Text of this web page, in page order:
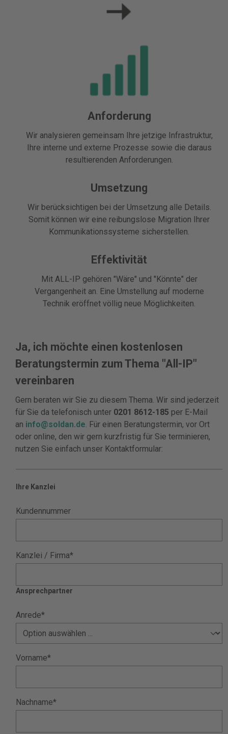
Anforderung
Wir analysieren gemeinsam Ihre jetzige Infrastruktur,
Ihre interne und externe Prozesse sowie die daraus
resultierenden Anforderungen.
Umsetzung
Wir berücksichtigen bei der Umsetzung alle Details.
Somit können wir eine reibungslose Migration Ihrer
Kommunikationssysteme sicherstellen.
Effektivität
Mit ALL-IP gehören "Wäre" und "Könnte" der
Vergangenheit an. Eine Umstellung auf moderne
Technik eröffnet völlig neue Möglichkeiten.
Ja, ich möchte einen kostenlosen
Beratungstermin zum Thema "All-IP"
vereinbaren
Gern beraten wir Sie zu diesem Thema. Wir sind jederzeit
für Sie da telefonisch unter 0201 8612-185 per E-Mail
an info@soldan.de . Für einen Beratungstermin, vor Ort
oder online, den wir gern kurzfristig für Sie terminieren,
nutzen Sie einfach unser Kontaktformular:
Ihre Kanzlei
Kundennummer
Kanzlei / Firma*
Ansprechpartner
Anrede*
Vorname*
Nachname*